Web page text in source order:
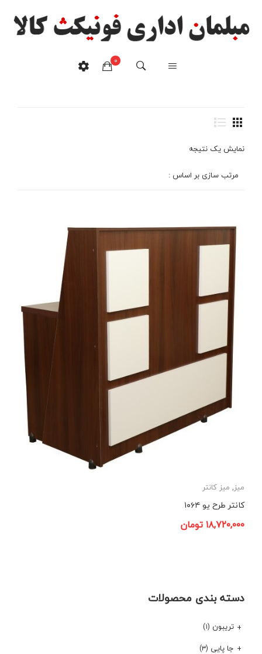
0
کانتر طرح یو
نمایش یک نتیجه
مرتب سازی بر اساس :
میز, میز کانتر
کانتر طرح یو ۱۰۶۴
۱۸,۷۲۰,۰۰۰تومان
دسته بندی محصولات
تریبون (۱)
جا پایی (۳)